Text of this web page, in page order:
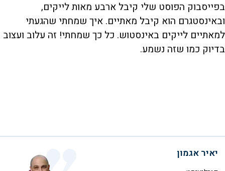
בפייסבוק הפוסט שלי קיבל ארבע מאות לייקים,
ובאינסטגרם הוא קיבל מאתיים. איך שמחתי שהגעתי
למאתיים לייקים באינסטוש. כל כך שמחתי! זה עלוב ועצוב
בדיוק כמו שזה נשמע.
יאיר אגמון